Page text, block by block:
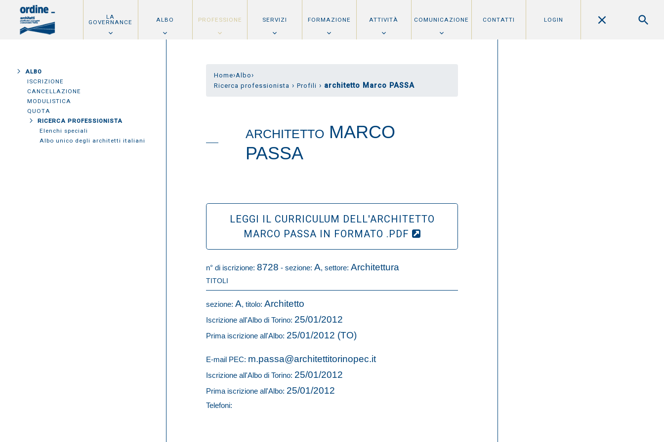
LA
GOVERNANCE ALBO PROFESSIONE SERVIZI FORMAZIONE ATTIVITÀ COMUNICAZIONE CONTATTI LOGIN
ALBO
ISCRIZIONE
CANCELLAZIONE
MODULISTICA
QUOTA
RICERCA PROFESSIONISTA
Elenchi speciali
Albo unico degli architetti italiani
Home›Albo›
Ricerca professionista › Profili › architetto Marco PASSA
ARCHITETTO MARCO
PASSA
LEGGI IL CURRICULUM DELL'ARCHITETTO
MARCO PASSA IN FORMATO .PDF
n° di iscrizione: 8728 - sezione: A, settore: Architettura
TITOLI
sezione: A, titolo: Architetto
Iscrizione all'Albo di Torino: 25/01/2012
Prima iscrizione all'Albo: 25/01/2012 (TO)
E-mail PEC: m.passa@architettitorinopec.it
Iscrizione all'Albo di Torino: 25/01/2012
Prima iscrizione all'Albo: 25/01/2012
Telefoni: